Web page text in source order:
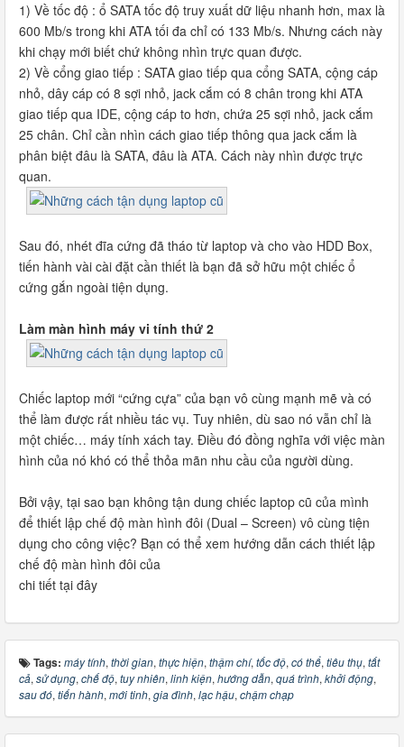
1) Về tốc độ : ổ SATA tốc độ truy xuất dữ liệu nhanh hơn, max là
600 Mb/s trong khi ATA tối đa chỉ có 133 Mb/s. Nhưng cách này
khi chạy mới biết chứ không nhìn trực quan được.
2) Về cổng giao tiếp : SATA giao tiếp qua cổng SATA, cộng cáp
nhỏ, dây cáp có 8 sợi nhỏ, jack cắm có 8 chân trong khi ATA
giao tiếp qua IDE, cộng cáp to hơn, chứa 25 sợi nhỏ, jack cắm
25 chân. Chỉ cần nhìn cách giao tiếp thông qua jack cắm là
phân biệt đâu là SATA, đâu là ATA. Cách này nhìn được trực
quan.
Sau đó, nhét đĩa cứng đã tháo từ laptop và cho vào HDD Box,
tiến hành vài cài đặt cần thiết là bạn đã sở hữu một chiếc ổ
cứng gắn ngoài tiện dụng.
Làm màn hình máy vi tính thứ 2
Chiếc laptop mới “cứng cựa” của bạn vô cùng mạnh mẽ và có
thể làm được rất nhiều tác vụ. Tuy nhiên, dù sao nó vẫn chỉ là
một chiếc… máy tính xách tay. Điều đó đồng nghĩa với việc màn
hình của nó khó có thể thỏa mãn nhu cầu của người dùng.
Bởi vậy, tại sao bạn không tận dung chiếc laptop cũ của mình
để thiết lập chế độ màn hình đôi (Dual – Screen) vô cùng tiện
dụng cho công việc? Bạn có thể xem hướng dẫn cách thiết lập
chế độ màn hình đôi của
chi tiết tại đây
Tags: máy tính, thời gian, thực hiện, thậm chí, tốc độ, có thể, tiêu thụ, tất
cả, sử dụng, chế độ, tuy nhiên, linh kiện, hướng dẫn, quá trình, khởi động,
sau đó, tiến hành, mới tinh, gia đình, lạc hậu, chậm chạp